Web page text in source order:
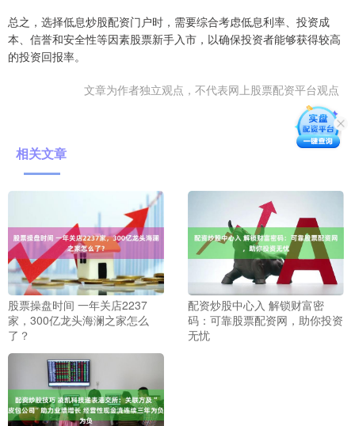
总之，选择低息炒股配资门户时，需要综合考虑低息利率、投资成
本、信誉和安全性等因素股票新手入市，以确保投资者能够获得较高
的投资回报率。
文章为作者独立观点，不代表网上股票配资平台观点
相关文章
股票操盘时间 一年关店2237
家，300亿龙头海澜之家怎么
了？
配资炒股中心入 解锁财富密
码：可靠股票配资网，助你投资
无忧